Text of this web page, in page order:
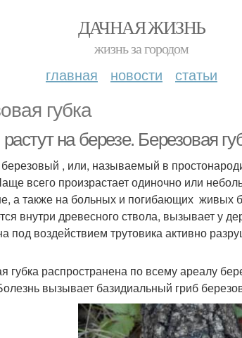
ДАЧНАЯ ЖИЗНЬ
жизнь за городом
главная новости статьи
губка
на березе. Березовая
березовый , или, называемый в
всего произрастает одиночно или
а также на больных и погибающих живых
внутри древесного ствола, вызывает у
под воздействием трутовика активно
губка распространена по всему ареалу
вызывает базидиальный гриб